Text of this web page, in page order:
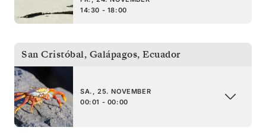
14:30 - 18:00
San Cristóbal, Galápagos, Ecuador
SA., 25. NOVEMBER
00:01 - 00:00